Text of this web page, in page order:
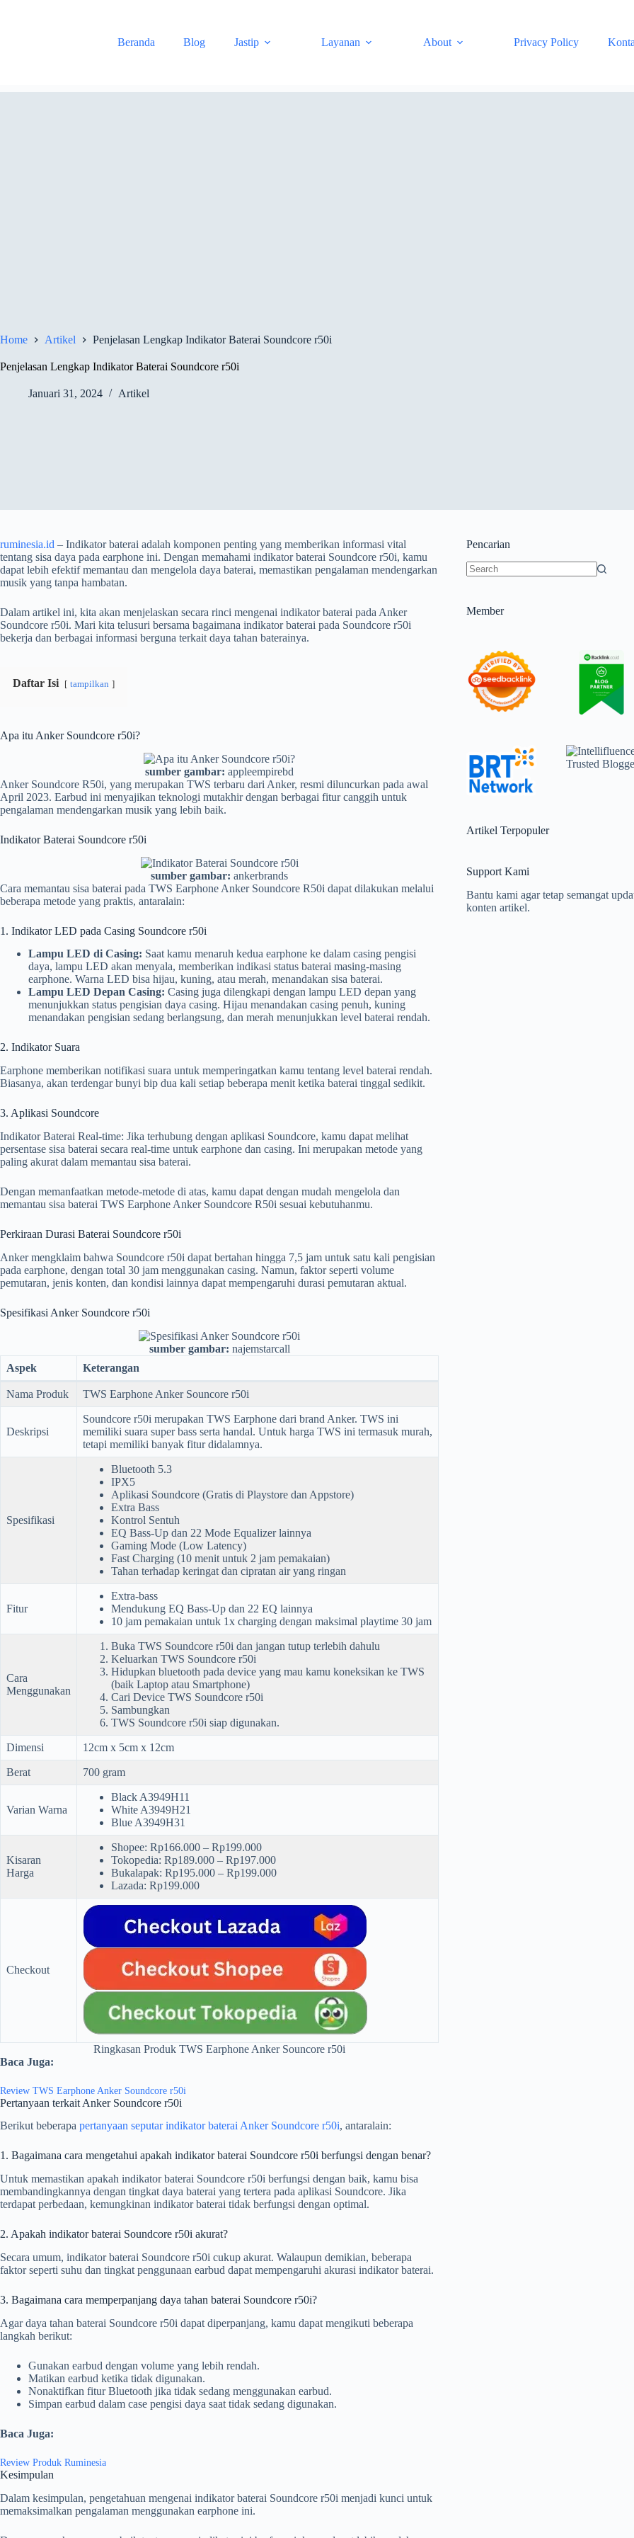
Beranda
Blog Jastip Layanan About Privacy Policy
Home Artikel Penjelasan Lengkap Indikator Baterai Soundcore r50i
Penjelasan Lengkap Indikator Baterai Soundcore r50i
Januari 31, 2024 Artikel
ruminesia.id – Indikator baterai adalah komponen penting yang memberikan informasi vital
tentang sisa daya pada earphone ini. Dengan memahami indikator baterai Soundcore r50i, kamu
dapat lebih efektif memantau dan mengelola daya baterai, memastikan pengalaman mendengarkan
musik yang tanpa hambatan.
Dalam artikel ini, kita akan menjelaskan secara rinci mengenai indikator baterai pada Anker
Soundcore r50i. Mari kita telusuri bersama bagaimana indikator baterai pada Soundcore r50i
bekerja dan berbagai informasi berguna terkait daya tahan baterainya.
Daftar Isi tampilkan
Apa itu Anker Soundcore r50i?
sumber gambar: appleempirebd
Anker Soundcore R50i, yang merupakan TWS terbaru dari Anker, resmi diluncurkan pada awal
April 2023. Earbud ini menyajikan teknologi mutakhir dengan berbagai fitur canggih untuk
pengalaman mendengarkan musik yang lebih baik.
Indikator Baterai Soundcore r50i
sumber gambar:ankerbrands
Cara memantau sisa baterai pada TWS Earphone Anker Soundcore R50i dapat dilakukan melalui
beberapa metode yang praktis, antaralain:
1. Indikator LED pada Casing Soundcore r50i
Lampu LED di Casing: Saat kamu menaruh kedua earphone ke dalam casing pengisi
daya, lampu LED akan menyala, memberikan indikasi status baterai masing-masing
earphone. Warna LED bisa hijau, kuning, atau merah, menandakan sisa baterai.
Lampu LED Depan Casing: Casing juga dilengkapi dengan lampu LED depan yang
menunjukkan status pengisian daya casing. Hijau menandakan casing penuh, kuning
menandakan pengisian sedang berlangsung, dan merah menunjukkan level baterai rendah.
2. Indikator Suara
Earphone memberikan notifikasi suara untuk memperingatkan kamu tentang level baterai rendah.
Biasanya, akan terdengar bunyi bip dua kali setiap beberapa menit ketika baterai tinggal sedikit.
3. Aplikasi Soundcore
Indikator Baterai Real-time: Jika terhubung dengan aplikasi Soundcore, kamu dapat melihat
persentase sisa baterai secara real-time untuk earphone dan casing. Ini merupakan metode yang
paling akurat dalam memantau sisa baterai.
Dengan memanfaatkan metode-metode di atas, kamu dapat dengan mudah mengelola dan
memantau sisa baterai TWS Earphone Anker Soundcore R50i sesuai kebutuhanmu.
Perkiraan Durasi Baterai Soundcore r50i
Anker mengklaim bahwa Soundcore r50i dapat bertahan hingga 7,5 jam untuk satu kali pengisian
pada earphone, dengan total 30 jam menggunakan casing. Namun, faktor seperti volume
pemutaran, jenis konten, dan kondisi lainnya dapat mempengaruhi durasi pemutaran aktual.
Spesifikasi Anker Soundcore r50i
sumber gambar: najemstarcall
Aspek
Keterangan
Nama Produk TWS Earphone Anker Souncore r50i
Deskripsi
Soundcore r50i merupakan TWS Earphone dari brand Anker. TWS ini
memiliki suara super bass serta handal. Untuk harga TWS ini termasuk murah,
tetapi memiliki banyak fitur didalamnya.
Spesifikasi
Bluetooth 5.3
IPX5
Aplikasi Soundcore (Gratis di Playstore dan Appstore)
Extra Bass
Kontrol Sentuh
EQ Bass-Up dan 22 Mode Equalizer lainnya
Gaming Mode (Low Latency)
Fast Charging (10 menit untuk 2 jam pemakaian)
Tahan terhadap keringat dan cipratan air yang ringan
Fitur
Extra-bass
Mendukung EQ Bass-Up dan 22 EQ lainnya
10 jam pemakaian untuk 1x charging dengan maksimal playtime 30 jam
Cara
Menggunakan
Buka TWS Soundcore r50i dan jangan tutup terlebih dahulu
Keluarkan TWS Soundcore r50i
Hidupkan bluetooth pada device yang mau kamu koneksikan ke TWS
(baik Laptop atau Smartphone)
Cari Device TWS Soundcore r50i
Sambungkan
TWS Soundcore r50i siap digunakan.
Dimensi 12cm x 5cm x 12cm
Berat 700 gram
Varian Warna
Black A3949H11
White A3949H21
Blue A3949H31
Kisaran
Harga
Shopee: Rp166.000 – Rp199.000
Tokopedia: Rp189.000 – Rp197.000
Bukalapak: Rp195.000 – Rp199.000
Lazada: Rp199.000
Checkout
Ringkasan Produk TWS Earphone Anker Souncore r50i
Baca Juga:
Review TWS Earphone Anker Soundcore r50i
Pertanyaan terkait Anker Soundcore r50i
Berikut beberapa pertanyaan seputar indikator baterai Anker Soundcore r50i, antaralain:
1. Bagaimana cara mengetahui apakah indikator baterai Soundcore r50i berfungsi dengan benar?
Untuk memastikan apakah indikator baterai Soundcore r50i berfungsi dengan baik, kamu bisa
membandingkannya dengan tingkat daya baterai yang tertera pada aplikasi Soundcore. Jika
terdapat perbedaan, kemungkinan indikator baterai tidak berfungsi dengan optimal.
2. Apakah indikator baterai Soundcore r50i akurat?
Secara umum, indikator baterai Soundcore r50i cukup akurat. Walaupun demikian, beberapa
faktor seperti suhu dan tingkat penggunaan earbud dapat mempengaruhi akurasi indikator baterai.
3. Bagaimana cara memperpanjang daya tahan baterai Soundcore r50i?
Agar daya tahan baterai Soundcore r50i dapat diperpanjang, kamu dapat mengikuti beberapa
langkah berikut:
Gunakan earbud dengan volume yang lebih rendah.
Matikan earbud ketika tidak digunakan.
Nonaktifkan fitur Bluetooth jika tidak sedang menggunakan earbud.
Simpan earbud dalam case pengisi daya saat tidak sedang digunakan.
Baca Juga:
Review Produk Ruminesia
Kesimpulan
Dalam kesimpulan, pengetahuan mengenai indikator baterai Soundcore r50i menjadi kunci untuk
memaksimalkan pengalaman menggunakan earphone ini.
Pencarian
Member
Artikel Terpopuler
Support Kami
Bantu kami agar tetap semangat
konten artikel.